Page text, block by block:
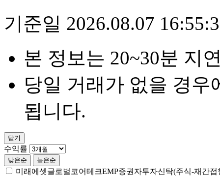
기준일 2026.08.07
본 정보는 20~30분 지
당일 거래가 없을 경
됩니다.
닫기
수익률
낮은순 높은순
미래에셋글로벌코어테크EMP증권자투자신탁(주식-재간접